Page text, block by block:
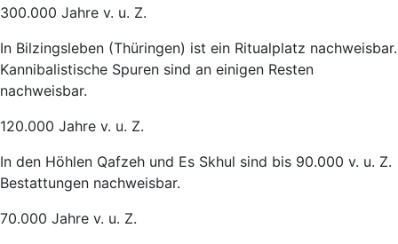
300.000 Jahre v. u. Z.
In Bilzingsleben (Thüringen) ist ein Ritualplatz nachweisbar.
Kannibalistische Spuren sind an einigen Resten
nachweisbar.
120.000 Jahre v. u. Z.
In den Höhlen Qafzeh und Es Skhul sind bis 90.000 v. u. Z.
Bestattungen nachweisbar.
70.000 Jahre v. u. Z.